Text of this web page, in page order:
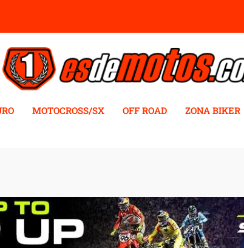
MOTOCROSS/SX OFF ROAD ZONA BIKER